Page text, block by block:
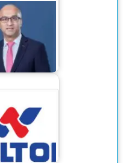
ব্যাংকের নিট
১ হাজার ১৪
কোটি টাকা’
আকর্ষণীয়
ঘোষণা :
সুদৃঢ়…